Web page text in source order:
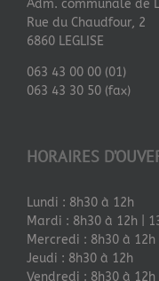
Adm. communale de
Rue du Chaudfour, 2
6860 LEGLISE
063 43 00 00 (01)
063 43 30 50 (fax)
HORAIRES
Lundi : 8h30 à 12h
Mardi : 8h30 à 12h |
Mercredi : 8h30 à 12h
Jeudi : 8h30 à 12h
Vendredi : 8h30 à 12h